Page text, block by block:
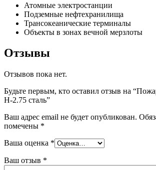
Атомные электростанции
Подземные нефтехранилища
Трансокеанические терминалы
Объекты в зонах вечной мерзлоты
Отзывы
Отзывов пока нет.
Будьте первым, кто оставил отзыв на
Н-2.75 сталь”
Ваш адрес email не будет опубликован.
помечены *
Ваша оценка *
Ваш отзыв *